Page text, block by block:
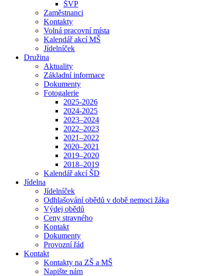
ŠVP
Zaměstnanci
Kontakty
Volná pracovní místa
Kalendář akcí MŠ
Jídelníček
Družina
Aktuality
Základní informace
Dokumenty
Fotogalerie
2025-2026
2024-2025
2023–2024
2022–2023
2021–2022
2020–2021
2019–2020
2018–2019
Kalendář akcí ŠD
Jídelna
Jídelníček
Odhlašování obědů v době nemoci žáka
Výdej obědů
Ceny stravného
Kontakt
Dokumenty
Provozní řád
Kontakt
Kontakty na ZŠ a MŠ
Napište nám